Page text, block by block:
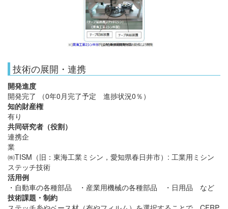
技術の展開・連携
開発進度
開発完了 （0年0月完了予定 進捗状況0％）
知的財産権
有り
共同研究者（役割）
連携企
㈱TISM（旧：東海工業ミシン，愛知県春日井市）: 工業用ミシン
ステッチ技術
活用例
・自動車の各種部品 ・産業用機械の各種部品 ・日用品 など
技術課題・制約